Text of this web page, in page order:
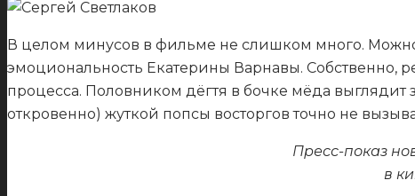
В целом минусов в фильме не слишком много.
эмоциональность Екатерины Варнавы. Собственно,
процесса. Половником дёгтя в бочке мёда выглядит
откровенно) жуткой попсы восторгов точно не
Пресс-показ
в